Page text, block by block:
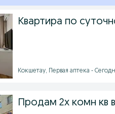
Квартира по
Кокшетау, Первая аптека -
Продам 2х комн кв